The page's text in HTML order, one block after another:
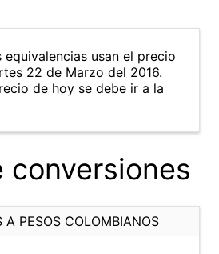
usan el precio
22 de Marzo del 2016.
de hoy se debe ir a la
conversiones
A PESOS COLOMBIANOS